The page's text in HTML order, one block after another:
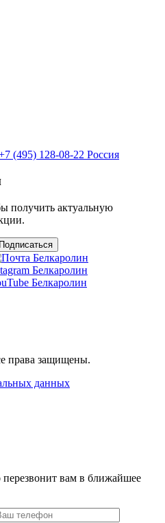
(495) 128-08-22 Россия
получить актуальную
Подписаться
права защищены.
данных
вам в ближайшее